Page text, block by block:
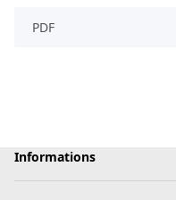
PDF
Informations